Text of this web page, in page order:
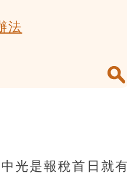
法
光是報稅首日就有